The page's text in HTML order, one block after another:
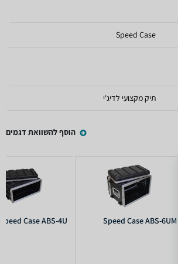
Speed Case
תיק מקצועי לדיג'י
הוסף להשוואת דגמים
Speed Case ABS-6UM
Speed Case ABS-4U